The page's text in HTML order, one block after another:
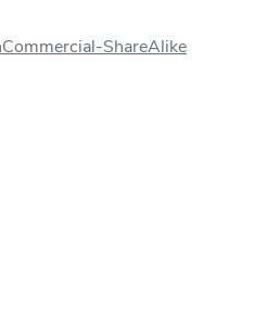
ShareAlike